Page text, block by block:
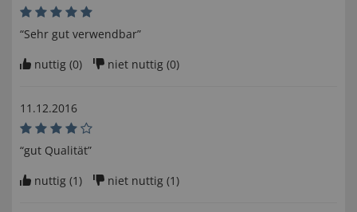
“Sehr gut verwendbar”
nuttig (0) niet nuttig (0)
11.12.2016
“gut Qualität”
nuttig (1) niet nuttig (1)